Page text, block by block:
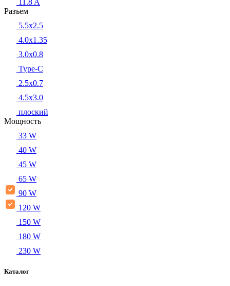
11.8 A
Разъем
5.5x2.5
4.0x1.35
3.0x0.8
Type-C
2.5x0.7
4.5x3.0
плоский
Мощность
33 W
40 W
45 W
65 W
90 W
120 W
150 W
180 W
230 W
Каталог